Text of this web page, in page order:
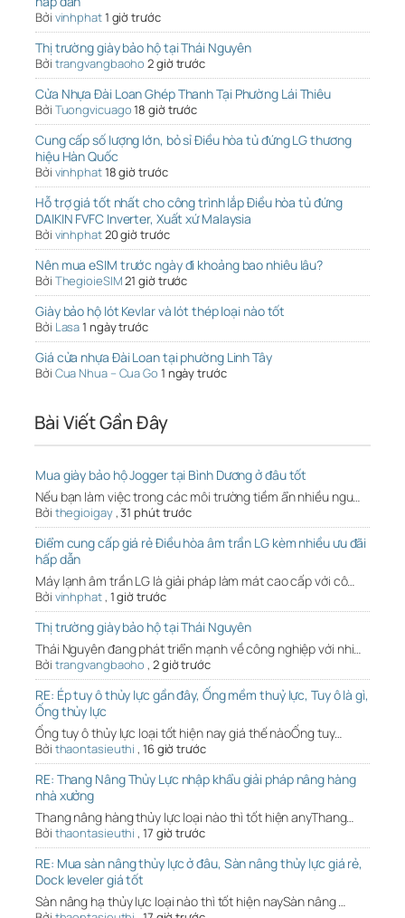
Bởi vinhphat1 giờ trước
Thị trường giày bảo hộ tại Thái Nguyên
Bởi trangvangbaoho 2 giờ trước
Cửa Nhựa Đài Loan Ghép Thanh Tại Phường Lái Thiêu
Bởi Tuongvicuago18 giờ trước
Cung cấp số lượng lớn, bỏ sỉ Điều hòa tủ đứng LG thương
hiệu Hàn Quốc
Bởi vinhphat18 giờ trước
Hỗ trợ giá tốt nhất cho công trình lắp Điều hòa tủ đứng
DAIKIN FVFC Inverter, Xuất xứ Malaysia
Bởi vinhphat20 giờ trước
Nên mua eSIM trước ngày đi khoảng bao nhiêu lâu?
Bởi ThegioieSIM21 giờ trước
Giày bảo hộ lót Kevlar và lót thép loại nào tốt
Bởi Lasa1 ngày trước
Giá cửa nhựa Đài Loan tại phường Linh Tây
Bởi Cua Nhua – Cua Go 1 ngày trước
Bài Viết Gần Đây
Mua giày bảo hộ Jogger tại Bình Dương ở đâu tốt
Nếu bạn làm việc trong các môi trường tiềm ẩn nhiều ngu…
Bởi thegioigay,31 phút trước
Điểm cung cấp giá rẻ Điều hòa âm trần LG kèm nhiều ưu đãi
hấp dẫn
Máy lạnh âm trần LG là giải pháp làm mát cao cấp với cô…
Bởi vinhphat, 1 giờ trước
Thị trường giày bảo hộ tại Thái Nguyên
Thái Nguyên đang phát triển mạnh về công nghiệp với nhi…
Bởi trangvangbaoho , 2 giờ trước
RE: Ép tuy ô thủy lực gần đây, Ống mềm thuỷ lực, Tuy ô là gì,
Ống thủy lực
Ống tuy ô thủy lực loại tốt hiện nay giá thế nàoỐng tuy…
Bởi thaontasieuthi , 16 giờ trước
RE: Thang Nâng Thủy Lực nhập khẩu giải pháp nâng hàng
nhà xưởng
Thang nâng hàng thủy lực loại nào thì tốt hiện anyThang…
Bởi thaontasieuthi , 17 giờ trước
RE: Mua sàn nâng thủy lực ở đâu, Sàn nâng thủy lực giá rẻ,
Dock leveler giá tốt
Sàn nâng hạ thủy lực loại nào thì tốt hiện naySàn nâng …